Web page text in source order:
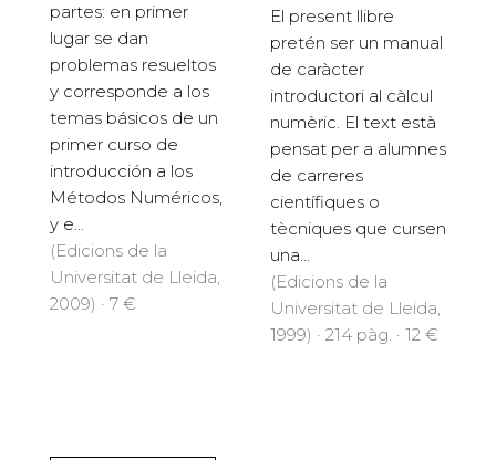
partes: en primer
lugar se dan
problemas resueltos
y corresponde a los
temas básicos de un
primer curso de
introducción a los
Métodos Numéricos,
y e...
(Edicions de la
Universitat de Lleida,
2009) · 7 €
El present llibre
pretén ser un manual
de caràcter
introductori al càlcul
numèric. El text està
pensat per a alumnes
de carreres
científiques o
tècniques que cursen
una...
(Edicions de la
Universitat de Lleida,
1999) · 214 pàg. · 12 €